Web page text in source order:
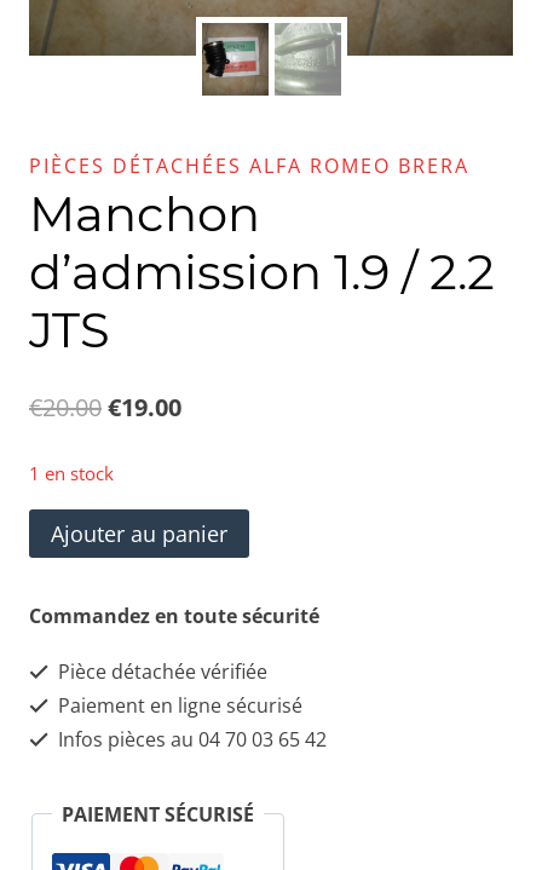
PIÈCES DÉTACHÉES ALFA ROMEO BRERA
Manchon
d’admission 1.9 / 2.2
JTS
€20.00Le
initial
était :
€20.00.
€19.00Le
actuel
est :
€19.00.
1 en stock
quantité
de
Manchon
1.9
/
Ajouter au panier
Commandez en toute sécurité
Pièce détachée vérifiée
Paiement en ligne sécurisé
Infos pièces au 04 70 03 65 42
PAIEMENT SÉCURISÉ